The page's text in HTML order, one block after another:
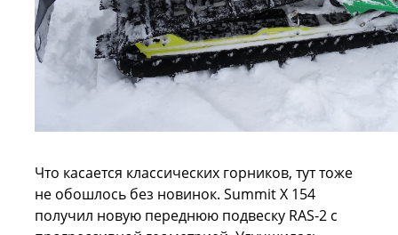
Что касается классических горников, тут тоже
не обошлось без новинок. Summit Х 154
получил новую переднюю подвеску RAS-2 с